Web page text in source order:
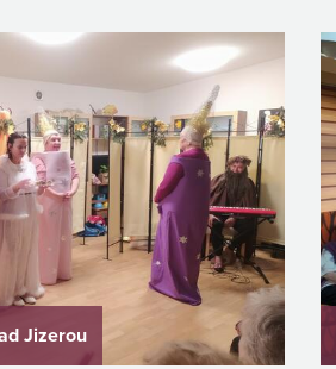
Jizerou